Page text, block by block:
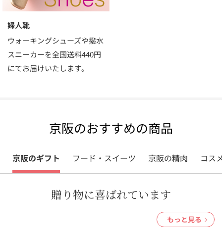
婦人靴
ウォーキングシューズや撥水
スニーカーを全国送料440円
にてお届けいたします。
京阪のおすすめの商品
京阪のギフト フード・スイーツ 京阪の精肉 コス
贈り物に喜ばれています
もっと見る